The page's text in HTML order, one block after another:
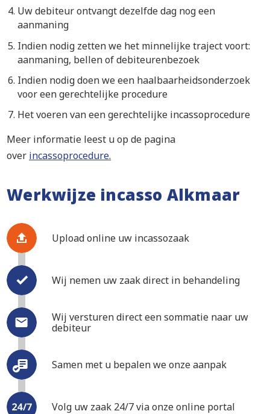
Uw debiteur ontvangt dezelfde dag nog een
aanmaning
Indien nodig zetten we het minnelijke traject voort:
aanmaning, bellen of debiteurenbezoek
Indien nodig doen we een haalbaarheidsonderzoek
voor een gerechtelijke procedure
Het voeren van een gerechtelijke incassoprocedure
Meer informatie leest u op de pagina
over incassoprocedure.
Werkwijze incasso Alkmaar
Upload online uw incassozaak
Wij nemen uw zaak direct in behandeling
Wij versturen direct een sommatie naar uw
debiteur
Samen met u bepalen we onze aanpak
Volg uw zaak 24/7 via onze online portal